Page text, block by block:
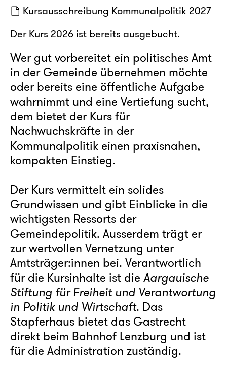
Kursausschreibung Kommunalpolitik 2027
Der Kurs 2026 ist bereits ausgebucht.
Wer gut vorbereitet ein politisches Amt
in der Gemeinde übernehmen möchte
oder bereits eine öffentliche Aufgabe
wahrnimmt und eine Vertiefung sucht,
dem bietet der Kurs für
Nachwuchskräfte in der
Kommunalpolitik einen praxisnahen,
kompakten Einstieg.
Der Kurs vermittelt ein solides
Grundwissen und gibt Einblicke in die
wichtigsten Ressorts der
Gemeindepolitik. Ausserdem trägt er
zur wertvollen Vernetzung unter
Amtsträger:innen bei. Verantwortlich
für die Kursinhalte ist die Aargauische
Stiftung für Freiheit und Verantwortung
in Politik und Wirtschaft. Das
Stapferhaus bietet das Gastrecht
direkt beim Bahnhof Lenzburg und ist
für die Administration zuständig.